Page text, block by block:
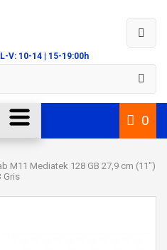
L-V: 10-14 | 15-19:00h
0
M11 Mediatek 128 GB 27,9 cm (11")
Gris